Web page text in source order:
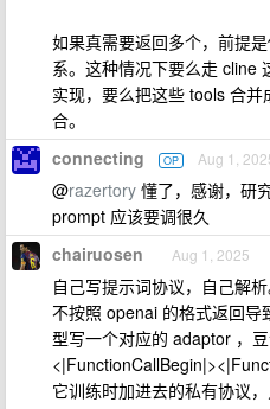
如果真需要返回多个，前提
系。这种情况下要么走 cline
实现，要么把这些 tools 合
合。
connecting OP Aug 1,
@razertory 懂了，感谢，研
prompt 应该要调很久
chairuosen Aug 1, 2025
自己写提示词协议，自己解
不按照 openai 的格式返回
型写一个对应的 adaptor ，
它训练时加进去的私有协议